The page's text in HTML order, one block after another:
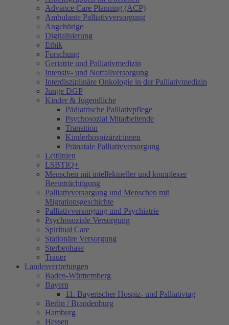
Advance Care Planning (ACP)
Ambulante Palliativversorgung
Angehörige
Digitalisierung
Ethik
Forschung
Geriatrie und Palliativmedizin
Intensiv- und Notfallversorgung
Interdisziplinäre Onkologie in der Palliativmedizin
Junge DGP
Kinder & Jugendliche
Pädiatrische Palliativpflege
Psychosozial Mitarbeitende
Transition
Kinderhospizärzt:innen
Pränatale Palliativversorgung
Leitlinien
LSBTIQ+
Menschen mit intellektueller und komplexer
Beeinträchtigung
Palliativversorgung und Menschen mit
Migrationsgeschichte
Palliativversorgung und Psychiatrie
Psychosoziale Versorgung
Spiritual Care
Stationäre Versorgung
Sterbephase
Trauer
Landesvertretungen
Baden-Württemberg
Bayern
11. Bayerischer Hospiz- und Palliativtag
Berlin / Brandenburg
Hamburg
Hessen